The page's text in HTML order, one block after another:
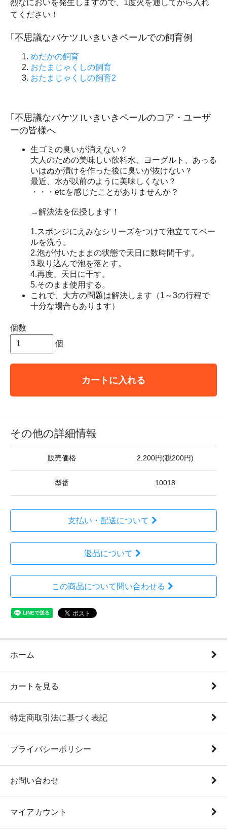
烈なにおいを発生しますので、1度火を通してから入れ
てください！
｢不思議なバケツ｣いきいきペールでの飼育例
めだかの飼育
おたまじゃくしの飼育
おたまじゃくしの飼育2
｢不思議なバケツ｣いきいきペールのコア・ユーザ
ーの皆様へ
生ゴミの臭いが消えない？
大人のための美味しい飲料水、ヨーグルト、あっる
いはぬか漬けを作った後に臭いが抜けない？
最近、水が以前のように美味しくない？
・・・etcを感じたことがありませんか？
→解決法を伝授します！
1.スポンジにえみなシリーズをつけて泡立ててペー
ルを洗う。
2.泡が付いたままの状態で天日に数時間干す。
3.取り込んで泡を落とす。
4.再度、天日に干す。
5.そのまま使用する。
これで、大方の問題は解決します（1～3の行程で
十分な場合もあります）
個数
個
カートに入れる
その他の詳細情報
販売価格 2,200円(税200円)
型番 10018
支払い・配送について
返品について
この商品について問い合わせる
ホーム
カートを見る
特定商取引法に基づく表記
プライバシーポリシー
お問い合わせ
マイアカウント